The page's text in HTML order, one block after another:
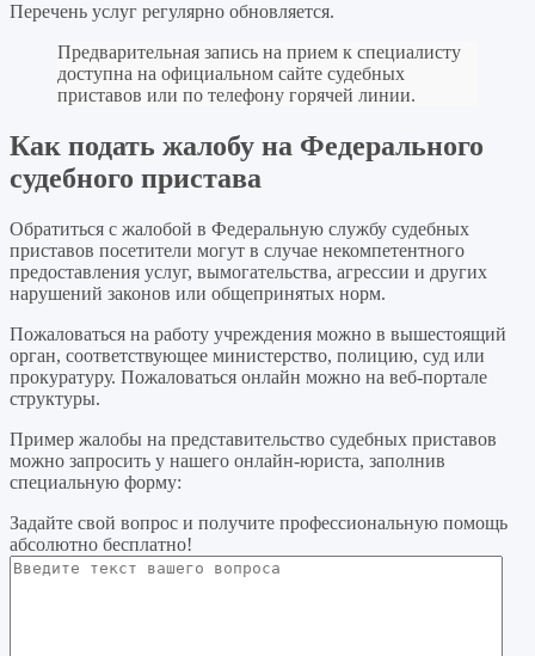
Перечень услуг регулярно обновляется.
Предварительная запись на прием к специалисту
доступна на официальном сайте судебных
приставов или по телефону горячей линии.
Как подать жалобу на Федерального
судебного пристава
Обратиться с жалобой в Федеральную службу судебных
приставов посетители могут в случае некомпетентного
предоставления услуг, вымогательства, агрессии и других
нарушений законов или общепринятых норм.
Пожаловаться на работу учреждения можно в вышестоящий
орган, соответствующее министерство, полицию, суд или
прокуратуру. Пожаловаться онлайн можно на веб-портале
структуры.
Пример жалобы на представительство судебных приставов
можно запросить у нашего онлайн-юриста, заполнив
специальную форму:
Задайте свой вопрос и получите профессиональную помощь
абсолютно бесплатно!